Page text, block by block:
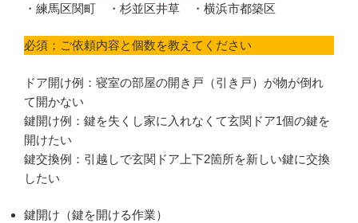
・練馬区関町 ・杉並区井草 ・横浜市都築区
必須；ご依頼内容と個数を教えてください
ドア開け例：寝室の部屋の開き戸（引き戸）が物が倒れ
て開かない
鍵開け例：鍵を失くし家に入れなくて玄関ドア1個の鍵を
開けたい
鍵交換例：引越しで玄関ドア上下2箇所を新しい鍵に交換
したい
鍵開け（鍵を開ける作業）